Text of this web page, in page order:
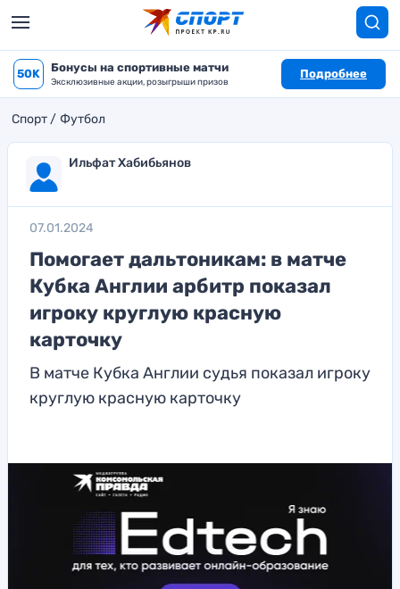
50K Бонусы на спортивные матчи
Эксклюзивные акции, розыгрыши призов
Подробнее
Спорт Футбол
Ильфат Хабибьянов
07.01.2024
Помогает дальтоникам: в матче
Кубка Англии арбитр показал
игроку круглую красную
карточку
В матче Кубка Англии судья показал игроку
круглую красную карточку